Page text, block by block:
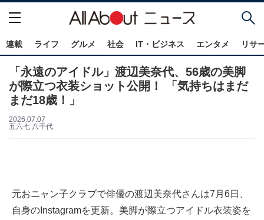
連載 ライフ グルメ 社会 IT・ビジネス エンタメ リサ
「永遠のアイドル」渡辺美奈代、56歳の美脚
が際立つ衣装ショット公開！ 「気持ちはまだ
まだ18歳！」
2026.07.07
五六七 八千代
元おニャン子クラブで俳優の渡辺美奈代さんは7月6日、
自身のInstagramを更新。美脚が際立つアイドル衣装姿を